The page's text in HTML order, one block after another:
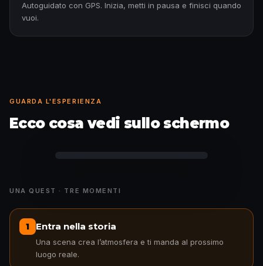
Autoguidato con GPS. Inizia, metti in pausa e finisci quando
vuoi.
GUARDA L'ESPERIENZA
Ecco cosa vedi sullo schermo
UNA QUEST · TRE MOMENTI
1 Entra nella storia
Una scena crea l’atmosfera e ti manda al prossimo
luogo reale.